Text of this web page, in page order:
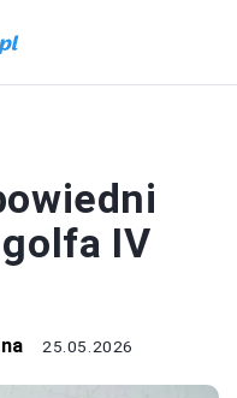
IV
25.05.2026